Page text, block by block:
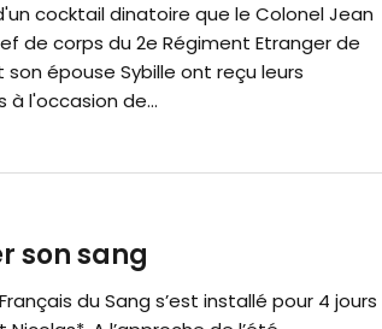
cocktail dinatoire que le Colonel Jean
de corps du 2e Régiment Etranger de
épouse Sybille ont reçu leurs
à l'occasion de...
son sang
du Sang s’est installé pour 4 jours